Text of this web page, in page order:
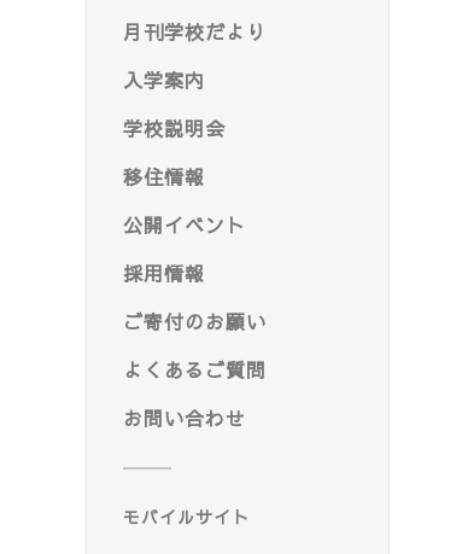
月刊学校だより
入学案内
学校説明会
移住情報
公開イベント
採用情報
ご寄付のお願い
よくあるご質問
お問い合わせ
モバイルサイト